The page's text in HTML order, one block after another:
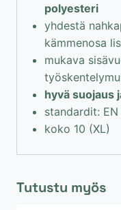
polyesteri
yhdestä
kämmenosa
mukava
hyvä suojaus
standardit:
koko 10 (XL)
Tutustu myös